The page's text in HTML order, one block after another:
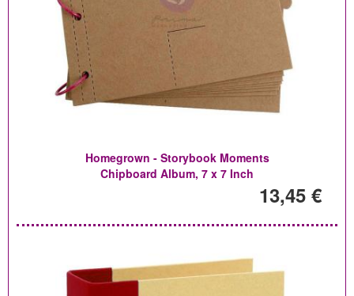
Homegrown - Storybook Moments
Chipboard Album, 7 x 7 Inch
13,45 €